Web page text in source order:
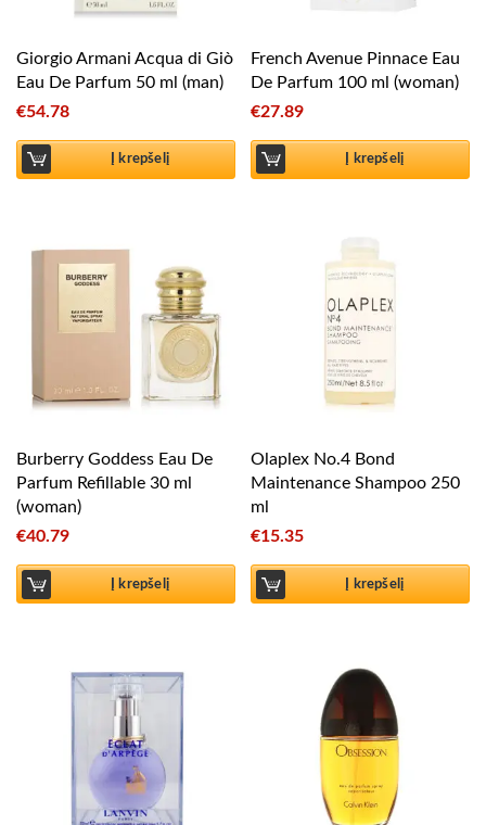
Giorgio Armani Acqua di Giò
Eau De Parfum 50 ml (man)
€54.78
Į krepšelį
French Avenue Pinnace Eau
De Parfum 100 ml (woman)
€27.89
Į krepšelį
Burberry Goddess Eau De
Parfum Refillable 30 ml
(woman)
€40.79
Į krepšelį
Olaplex No.4 Bond
Maintenance Shampoo 250
ml
€15.35
Į krepšelį